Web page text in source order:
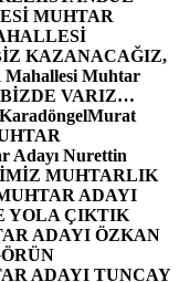
MUHTAR
KAZANACAĞIZ,
Muhtar
BİZDE VARIZ…
Murat
Adayı Nurettin
MUHTARLIK
ADAYI
YOLA ÇIKTIK
ADAYI ÖZKAN
ADAYI TUNCAY